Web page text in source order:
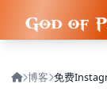
博客